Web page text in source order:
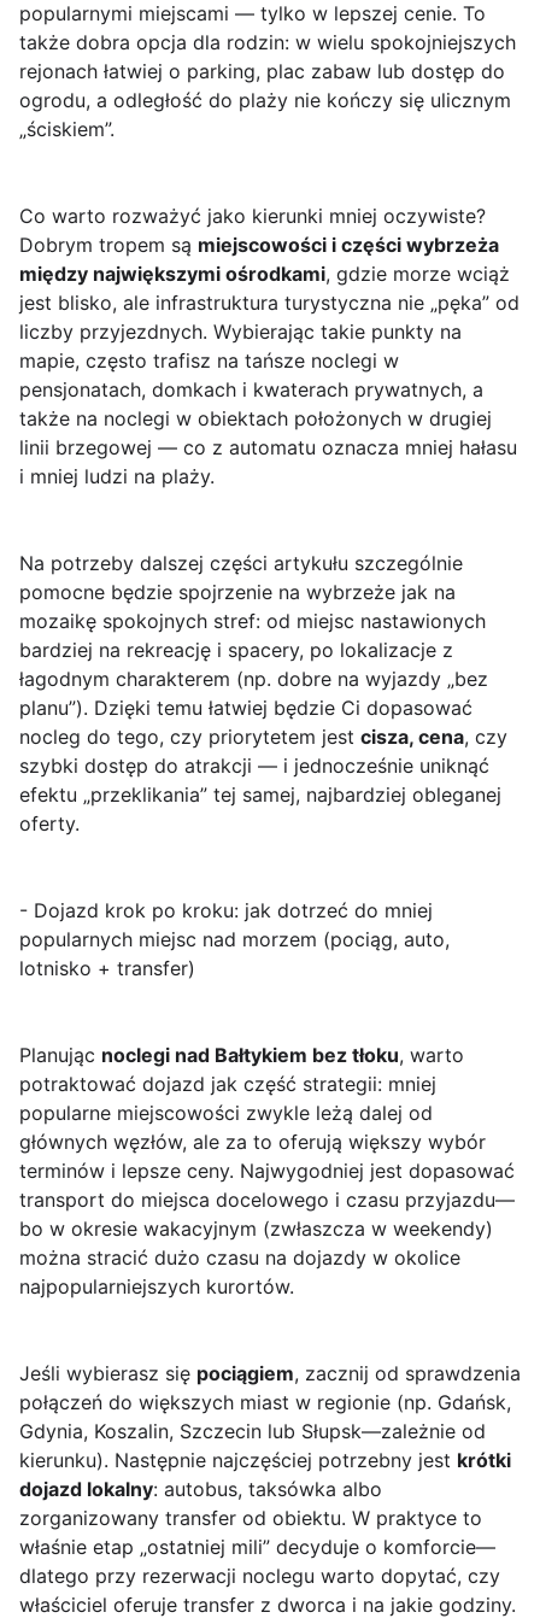
popularnymi miejscami — tylko w lepszej cenie. To
także dobra opcja dla rodzin: w wielu spokojniejszych
rejonach łatwiej o parking, plac zabaw lub dostęp do
ogrodu, a odległość do plaży nie kończy się ulicznym
„ściskiem”.
Co warto rozważyć jako kierunki mniej oczywiste?
Dobrym tropem są miejscowości i części wybrzeża
między największymi ośrodkami, gdzie morze wciąż
jest blisko, ale infrastruktura turystyczna nie „pęka” od
liczby przyjezdnych. Wybierając takie punkty na
mapie, często trafisz na tańsze noclegi w
pensjonatach, domkach i kwaterach prywatnych, a
także na noclegi w obiektach położonych w drugiej
linii brzegowej — co z automatu oznacza mniej hałasu
i mniej ludzi na plaży.
Na potrzeby dalszej części artykułu szczególnie
pomocne będzie spojrzenie na wybrzeże jak na
mozaikę spokojnych stref: od miejsc nastawionych
bardziej na rekreację i spacery, po lokalizacje z
łagodnym charakterem (np. dobre na wyjazdy „bez
planu”). Dzięki temu łatwiej będzie Ci dopasować
nocleg do tego, czy priorytetem jest cisza, cena, czy
szybki dostęp do atrakcji — i jednocześnie uniknąć
efektu „przeklikania” tej samej, najbardziej obleganej
oferty.
- Dojazd krok po kroku: jak dotrzeć do mniej
popularnych miejsc nad morzem (pociąg, auto,
lotnisko + transfer)
Planując noclegi nad Bałtykiem bez tłoku, warto
potraktować dojazd jak część strategii: mniej
popularne miejscowości zwykle leżą dalej od
głównych węzłów, ale za to oferują większy wybór
terminów i lepsze ceny. Najwygodniej jest dopasować
transport do miejsca docelowego i czasu przyjazdu—
bo w okresie wakacyjnym (zwłaszcza w weekendy)
można stracić dużo czasu na dojazdy w okolice
najpopularniejszych kurortów.
Jeśli wybierasz się pociągiem, zacznij od sprawdzenia
połączeń do większych miast w regionie (np. Gdańsk,
Gdynia, Koszalin, Szczecin lub Słupsk—zależnie od
kierunku). Następnie najczęściej potrzebny jest krótki
dojazd lokalny: autobus, taksówka albo
zorganizowany transfer od obiektu. W praktyce to
właśnie etap „ostatniej mili” decyduje o komforcie—
dlatego przy rezerwacji noclegu warto dopytać, czy
właściciel oferuje transfer z dworca i na jakie godziny.